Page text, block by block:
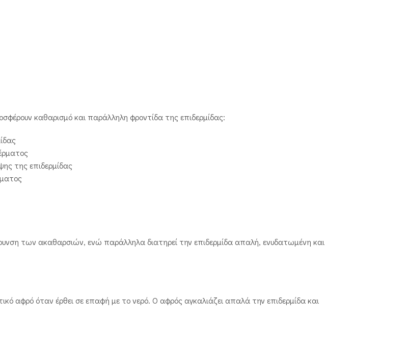
καθαρισμό και παράλληλη φροντίδα της επιδερμίδας:
της επιδερμίδας
των ακαθαρσιών, ενώ παράλληλα διατηρεί την επιδερμίδα απαλή, ενυδατωμένη και
αφρό όταν έρθει σε επαφή με το νερό. Ο αφρός αγκαλιάζει απαλά την επιδερμίδα και